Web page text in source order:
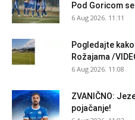
Pod Goricom
6 Aug 2026. 11:11
Pogledajte
Rožajama /
6 Aug 2026. 11:08
ZVANIČNO:
pojačanje!